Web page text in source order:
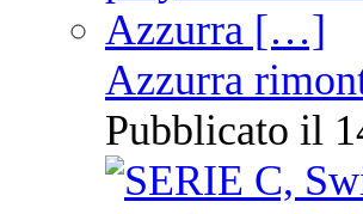
Azzurra
Pubblicato il